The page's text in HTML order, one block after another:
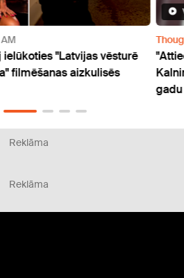
AM
ielūkoties "Latvijas vēsturē
filmēšanas aizkulisēs
Reklāma
Reklāma